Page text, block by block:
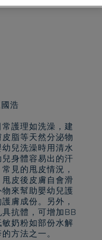
浩
護理如洗澡，建
脂等天然分泌物
兒洗澡時用清水
身體容易出的汗
見的甩皮情況，
皮後皮膚自會滑
來幫助嬰幼兒護
膚成份。另外，
抗體，可增加BB
奶粉如部份水解
方法之一。